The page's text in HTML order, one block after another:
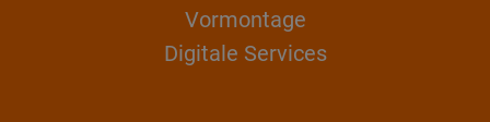
Vormontage
Digitale Services